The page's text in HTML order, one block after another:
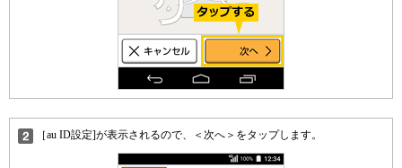
［au ID設定]が表示されるので、＜次へ＞をタップします。